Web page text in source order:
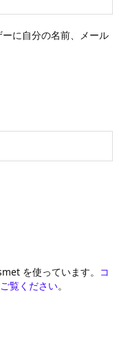
に自分の名前、メール
を使っています。 コ
覧ください。